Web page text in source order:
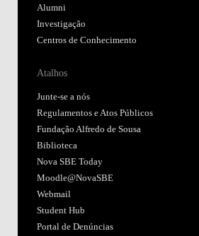
Alumni
Investigação
Centros de Conhecimento
Atalhos
Junte-se a nós
Regulamentos e Atos Públicos
Fundação Alfredo de Sousa
Biblioteca
Nova SBE Today
Moodle@NovaSBE
Webmail
Student Hub
Portal de Denúncias